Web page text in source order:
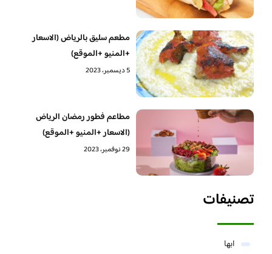
مطعم سليق بالرياض (الاسعار
+المنيو +الموقع)
5 ديسمبر، 2023
مطاعم فطور رمضان الرياض
(الاسعار +المنيو +الموقع)
29 نوفمبر، 2023
تصنيفات
ابها